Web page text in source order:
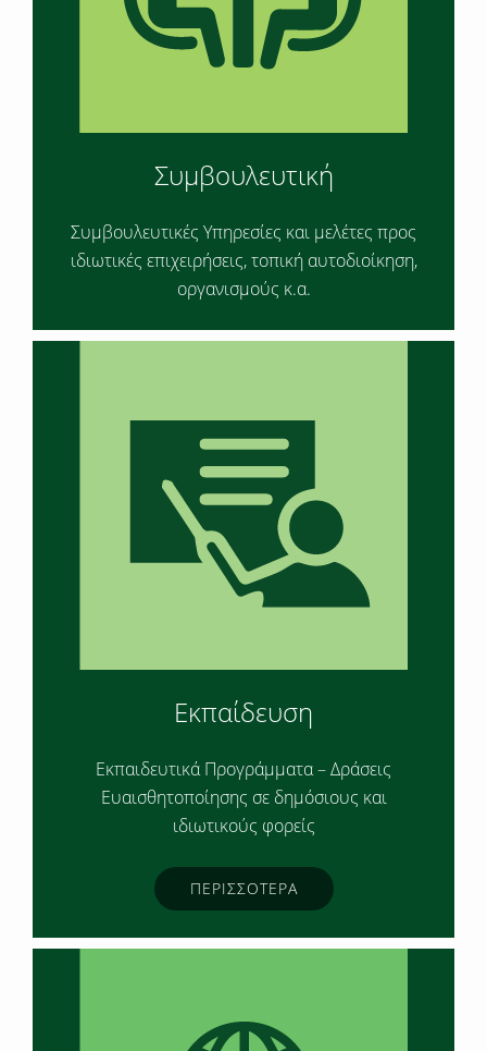
Συμβουλευτική
Συμβουλευτικές Υπηρεσίες και μελέτες προς
ιδιωτικές επιχειρήσεις, τοπική αυτοδιοίκηση,
οργανισμούς κ.α.
Εκπαίδευση
Εκπαιδευτικά Προγράμματα – Δράσεις
Ευαισθητοποίησης σε δημόσιους και
ιδιωτικούς φορείς
ΠΕΡΙΣΣΟΤΕΡΑ